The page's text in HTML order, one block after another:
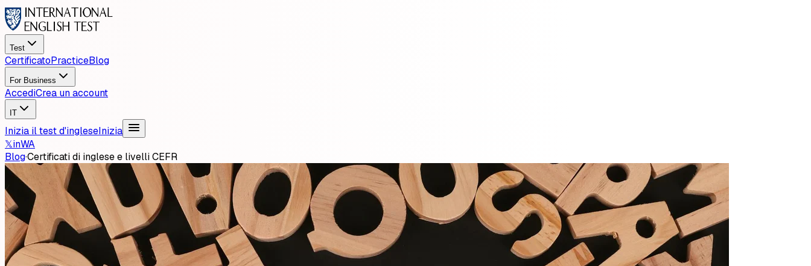
Test
CertificatoPracticeBlog
For Business
AccediCrea un account
IT
Inizia il test d'ingleseInizia
𝕏inWA
Blog·Certificati di inglese e livelli CEFR